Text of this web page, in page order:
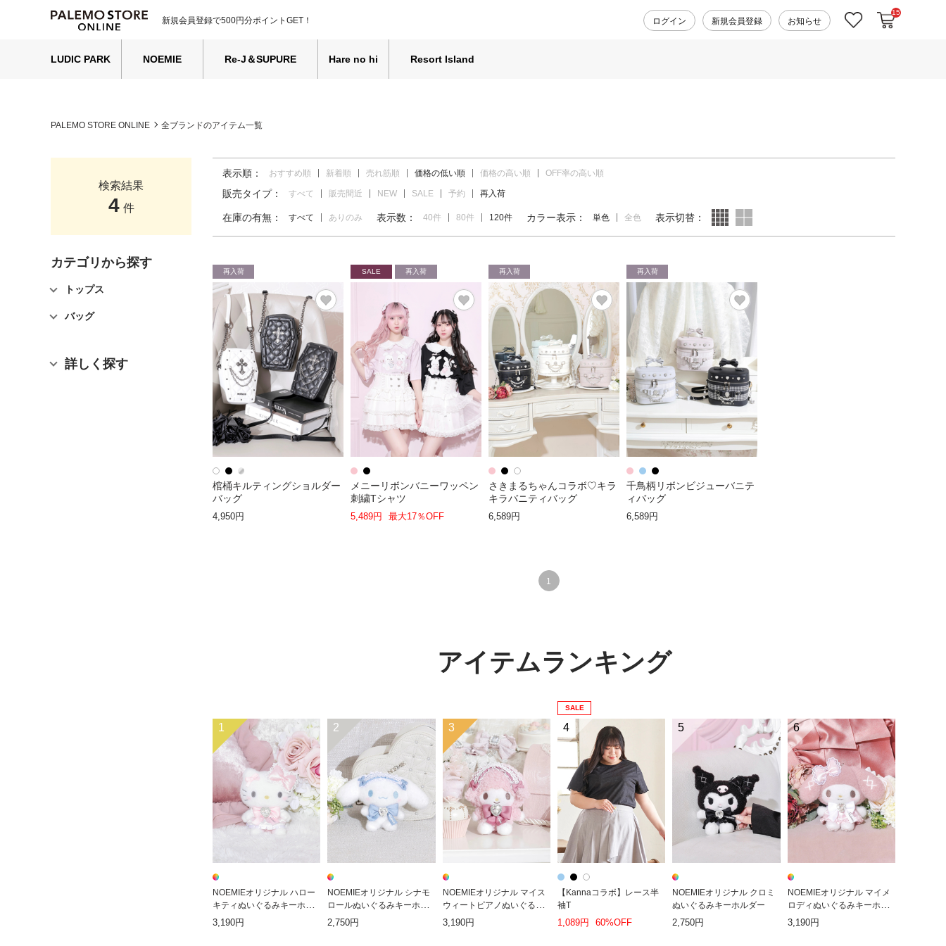
新規会員登録で500円分ポイントGET！ ログイン 新規会員登録 お知らせ お気に入りカートに入
15
LUDIC PARK NOEMIE Re-J＆SUPURE Hare no hi Resort Island
PALEMO STORE ONLINE 全ブランドのアイテム一覧
検索結果
4 件
カテゴリから探す
トップス
バッグ
詳しく探す
表示順： おすすめ順 新着順 売れ筋順 価格の低い順 価格の高い順 OFF率の高い順
販売タイプ： すべて 販売間近 NEW SALE 予約 再入荷
在庫の有無： すべて ありのみ 表示数： 40件 80件 120件 カラー表示： 単色 全色 表示切替：
再入荷
棺桶キルティングショルダー
バッグ
4,950円
SALE 再入荷
メニーリボンバニーワッペン
刺繍Tシャツ
5,489円 最大17％OFF
再入荷
さきまるちゃんコラボ♡キラ
キラバニティバッグ
6,589円
再入荷
千鳥柄リボンビジューバニテ
ィバッグ
6,589円
1
アイテムランキング
1
NOEMIEオリジナル ハロー
キティぬいぐるみキーホル
ダー
3,190円
2
NOEMIEオリジナル シナモ
ロールぬいぐるみキーホル
ダー
2,750円
3
NOEMIEオリジナル マイス
ウィートピアノぬいぐるみ
キーホルダー
3,190円
SALE
4
【Kannaコラボ】レース半
袖T
1,089円 60%OFF
5
NOEMIEオリジナル クロミ
ぬいぐるみキーホルダー
2,750円
6
NOEMIEオリジナル マイメ
ロディぬいぐるみキーホル
ダー
3,190円